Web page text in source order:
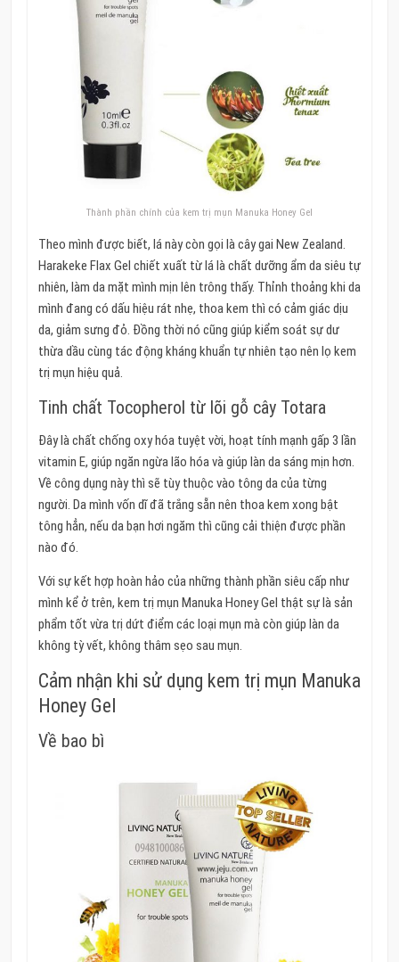
Thành phần chính của kem trị mụn Manuka Honey Gel
Theo mình được biết, lá này còn gọi là cây gai New Zealand.
Harakeke Flax Gel chiết xuất từ lá là chất dưỡng ẩm da siêu tự
nhiên, làm da mặt mình mịn lên trông thấy. Thỉnh thoảng khi da
mình đang có dấu hiệu rát nhẹ, thoa kem thì có cảm giác dịu
da, giảm sưng đỏ. Đồng thời nó cũng giúp kiểm soát sự dư
thừa dầu cùng tác động kháng khuẩn tự nhiên tạo nên lọ kem
trị mụn hiệu quả.
Tinh chất Tocopherol từ lõi gỗ cây Totara
Đây là chất chống oxy hóa tuyệt vời, hoạt tính mạnh gấp 3 lần
vitamin E, giúp ngăn ngừa lão hóa và giúp làn da sáng mịn hơn.
Về công dụng này thì sẽ tùy thuộc vào tông da của từng
người. Da mình vốn dĩ đã trắng sẵn nên thoa kem xong bật
tông hẳn, nếu da bạn hơi ngăm thì cũng cải thiện được phần
nào đó.
Với sự kết hợp hoàn hảo của những thành phần siêu cấp như
mình kể ở trên, kem trị mụn Manuka Honey Gel thật sự là sản
phẩm tốt vừa trị dứt điểm các loại mụn mà còn giúp làn da
không tỳ vết, không thâm sẹo sau mụn.
Cảm nhận khi sử dụng kem trị mụn Manuka
Honey Gel
Về bao bì